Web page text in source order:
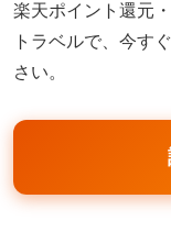
楽天ポイント還元
トラベルで、今す
さい。